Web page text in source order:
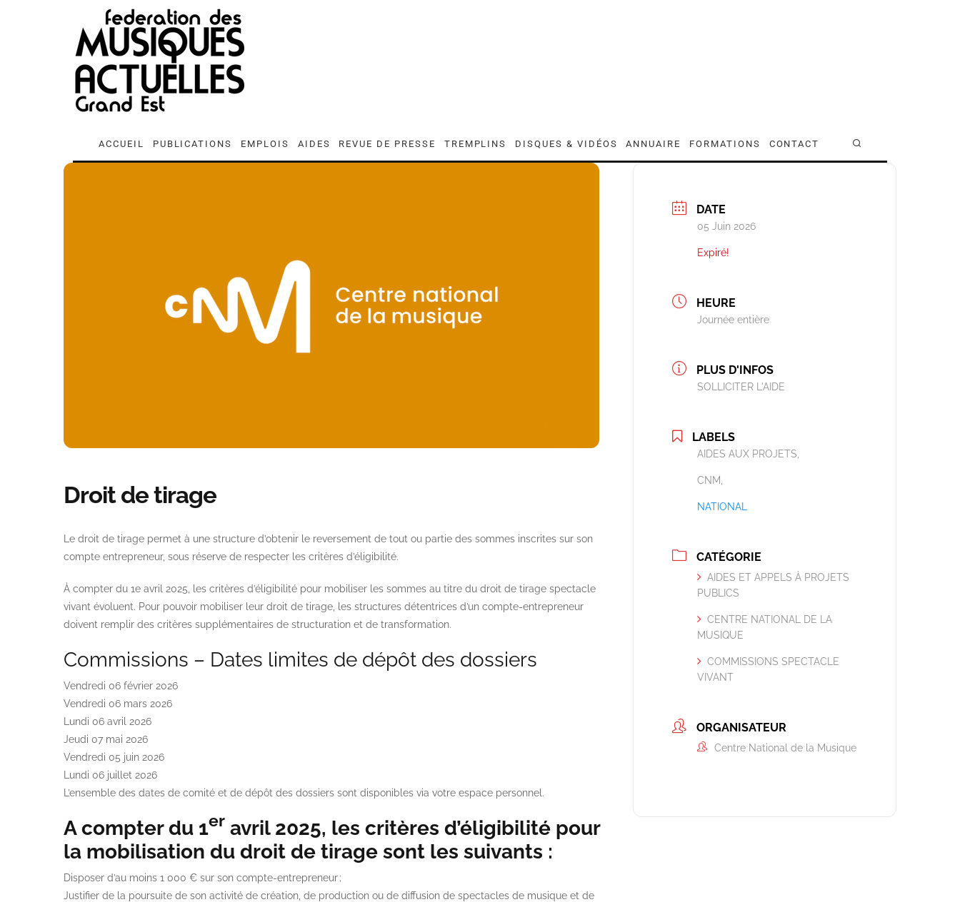
ACCUEIL PUBLICATIONS EMPLOIS AIDES REVUE DE PRESSE TREMPLINS DISQUES & VIDÉOS ANNUAIRE FORMATIONS CONTACT
Droit de tirage
Le droit de tirage permet à une structure d’obtenir le reversement de tout ou partie des sommes inscrites sur son
compte entrepreneur, sous réserve de respecter les critères d’éligibilité.
À compter du 1e avril 2025, les critères d’éligibilité pour mobiliser les sommes au titre du droit de tirage spectacle
vivant évoluent. Pour pouvoir mobiliser leur droit de tirage, les structures détentrices d’un compte-entrepreneur
doivent remplir des critères supplémentaires de structuration et de transformation.
Commissions – Dates limites de dépôt des dossiers
Vendredi 06 février 2026
Vendredi 06 mars 2026
Lundi 06 avril 2026
Jeudi 07 mai 2026
Vendredi 05 juin 2026
Lundi 06 juillet 2026
L’ensemble des dates de comité et de dépôt des dossiers sont disponibles via votre espace personnel.
A compter du 1er avril 2025, les critères d’éligibilité pour
la mobilisation du droit de tirage sont les suivants :
Disposer d’au moins 1 000 € sur son compte-entrepreneur ;
Justifier de la poursuite de son activité de création, de production ou de diffusion de spectacles de musique et de
DATE
05 Juin 2026
Expiré!
HEURE
Journée entière
PLUS D'INFOS
SOLLICITER L'AIDE
LABELS
AIDES AUX PROJETS,
CNM,
NATIONAL
CATÉGORIE
AIDES ET APPELS À PROJETS
PUBLICS
CENTRE NATIONAL DE LA
MUSIQUE
COMMISSIONS SPECTACLE
VIVANT
ORGANISATEUR
Centre National de la Musique